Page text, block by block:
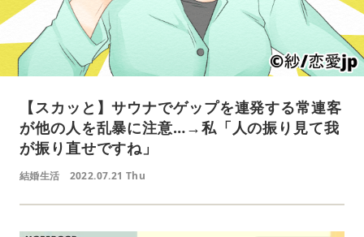
【スカッと】サウナでゲップを連発する常連客
が他の人を乱暴に注意…→私「人の振り見て我
が振り直せですね」
結婚生活 2022.07.21 Thu